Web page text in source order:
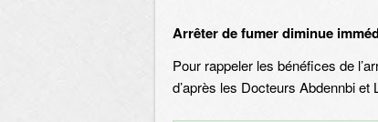
Arrêter de fumer diminue
Pour rappeler les bénéfices de
d’après les Docteurs Abdennbi et